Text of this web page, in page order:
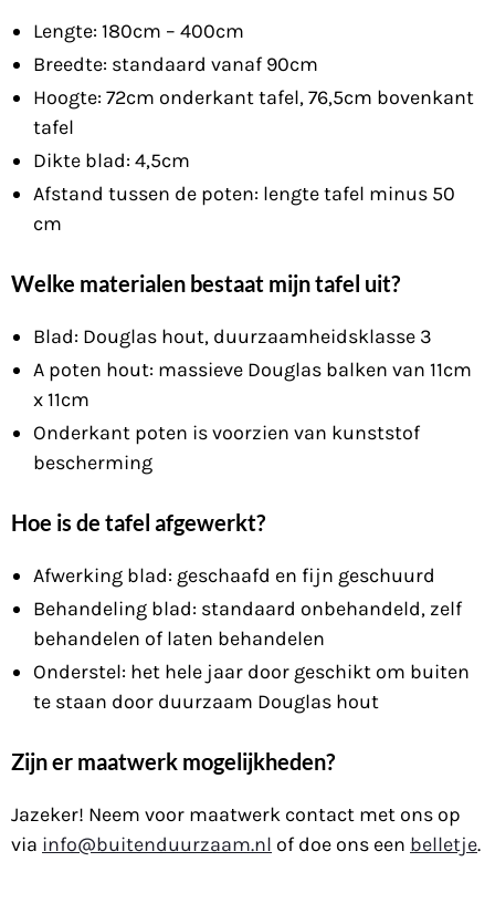
Lengte: 180cm – 400cm
Breedte: standaard vanaf 90cm
Hoogte: 72cm onderkant tafel, 76,5cm bovenkant
tafel
Dikte blad: 4,5cm
Afstand tussen de poten: lengte tafel minus 50
cm
Welke materialen bestaat mijn tafel uit?
Blad: Douglas hout, duurzaamheidsklasse 3
A poten hout: massieve Douglas balken van 11cm
x 11cm
Onderkant poten is voorzien van kunststof
bescherming
Hoe is de tafel afgewerkt?
Afwerking blad: geschaafd en fijn geschuurd
Behandeling blad: standaard onbehandeld, zelf
behandelen of laten behandelen
Onderstel: het hele jaar door geschikt om buiten
te staan door duurzaam Douglas hout
Zijn er maatwerk mogelijkheden?
Jazeker! Neem voor maatwerk contact met ons op
via info@buitenduurzaam.nl of doe ons een belletje.